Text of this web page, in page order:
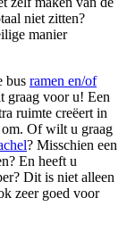
niet zitten?
manier
bus ramen en/of
graag voor u! Een
ruimte creëert in
Of wilt u graag
? Misschien een
En heeft u
Dit is niet alleen
zeer goed voor